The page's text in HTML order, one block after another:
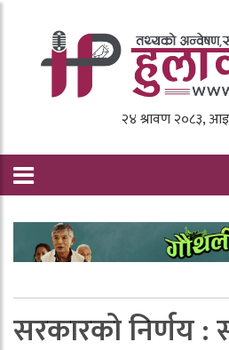
सरकारको निर्णय :